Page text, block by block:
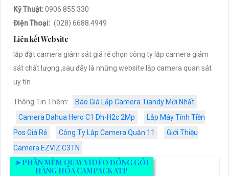
Kỹ Thuật: 0906.855.330
Điện Thoại: (028) 6688.4949
Liên kết Website
lắp đặt camera giám sát giá rẻ chọn công ty lắp camera giám
sát chất lượng ,sau đây là những website lắp camera quan sát
uy tín .
Thông Tin Thêm:
Báo Giá Lắp Camera Tiandy Mới Nhất
Camera Dahua Hero C1 Dh-H2c 2Mp
Lắp Máy Tính Tiền
Pos Giá Rẻ
Công Ty Lắp Camera Quận 11
Giới Thiệu
Camera EZVIZ C3TN
➤PHẦN MỀM QUAY VIDEO ĐÓNG GÓI
HÀNG HÓA CAMPACK ATP